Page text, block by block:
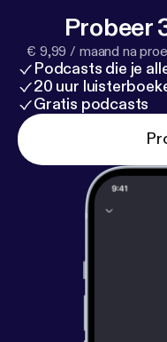
Probeer
€ 9,99 / maand na
Podcasts die je
20 uur
Gratis podcasts